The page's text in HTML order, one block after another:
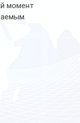
момент